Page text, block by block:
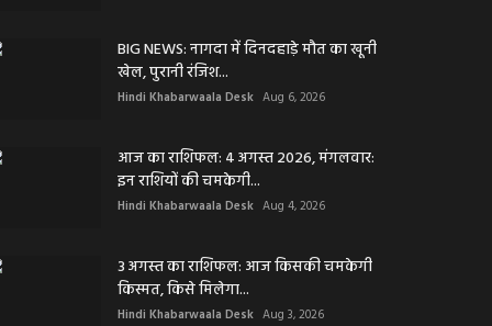
BIG NEWS: नागदा में दिनदहाड़े मौत का खूनी
खेल, पुरानी रंजिश...
Hindi Khabarwaala Desk Aug 6, 2026
आज का राशिफल: 4 अगस्त 2026, मंगलवार:
इन राशियों की चमकेगी...
Hindi Khabarwaala Desk Aug 4, 2026
3 अगस्त का राशिफल: आज किसकी चमकेगी
किस्मत, किसे मिलेगा...
Hindi Khabarwaala Desk Aug 3, 2026